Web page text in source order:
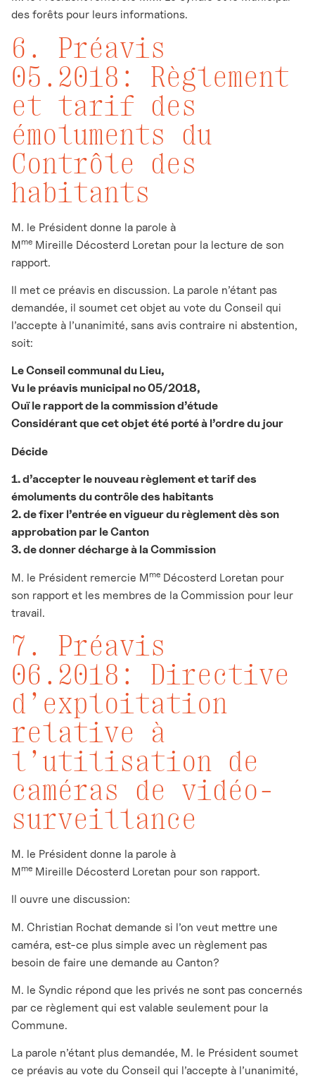
des forêts pour leurs informations.
6. Préavis
05.2018: Règlement
et tarif des
émoluments du
Contrôle des
habitants
M. le Président donne la parole à
Mme Mireille Décosterd Loretan pour la lecture de son
rapport.
Il met ce préavis en discussion. La parole n’étant pas
demandée, il soumet cet objet au vote du Conseil qui
l’accepte à l’unanimité, sans avis contraire ni abstention,
soit:
Le Conseil communal du Lieu,
Vu le préavis municipal no 05/2018,
Ouï le rapport de la commission d’étude
Considérant que cet objet été porté à l’ordre du jour
Décide
1. d’accepter le nouveau règlement et tarif des
émoluments du contrôle des habitants
2. de fixer l’entrée en vigueur du règlement dès son
approbation par le Canton
3. de donner décharge à la Commission
M. le Président remercie Mme Décosterd Loretan pour
son rapport et les membres de la Commission pour leur
travail.
7. Préavis
06.2018: Directive
d’exploitation
relative à
l’utilisation de
caméras de vidéo-
surveillance
M. le Président donne la parole à
Mme Mireille Décosterd Loretan pour son rapport.
Il ouvre une discussion:
M. Christian Rochat demande si l’on veut mettre une
caméra, est-ce plus simple avec un règlement pas
besoin de faire une demande au Canton?
M. le Syndic répond que les privés ne sont pas concernés
par ce règlement qui est valable seulement pour la
Commune.
La parole n’étant plus demandée, M. le Président soumet
ce préavis au vote du Conseil qui l’accepte à l’unanimité,